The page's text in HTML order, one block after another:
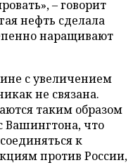
– говорит
нефть сделала
наращивают
с увеличением
не связана.
таким образом
Вашингтона, что
к
против России,